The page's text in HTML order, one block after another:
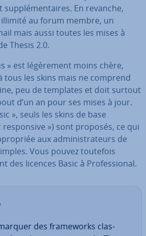
sup­plé­men­taires. En revanche,
au forum membre, un
mais aussi toutes les mises à
Thesis 2.0.
» est lé­gè­re­ment moins chère,
tous les skins mais ne comprend
peu de templates et doit surtout
d’un an pour ses mises à jour.
», seuls les skins de base
res­pon­sive ») sont proposés, ce qui
aux ad­mi­nis­tra­teurs de
Vous pouvez toutefois
des licences Basic à Pro­fes­sio­nal.
des fra­me­works clas­